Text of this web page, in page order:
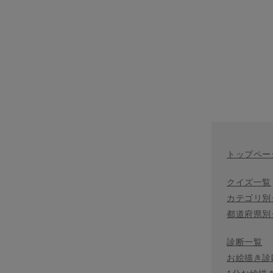
トップペー
クイズ一覧
カテゴリ
都道府県
診断一覧
お絵描き